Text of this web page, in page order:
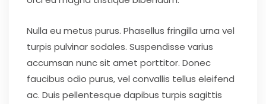
Nulla eu metus purus. Phasellus fringilla urna vel
turpis pulvinar sodales. Suspendisse varius
accumsan nunc sit amet porttitor. Donec
faucibus odio purus, vel convallis tellus eleifend
ac. Duis pellentesque dapibus turpis sagittis